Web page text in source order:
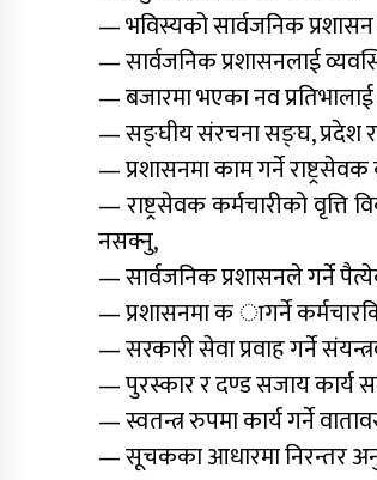
— भविस्यको सार्वजनिक प्रशासन
— सार्वजनिक प्रशासनलाई
— बजारमा भएका नव
— सङ्घीय संरचना सङ्घ, प्रदेश
— प्रशासनमा काम गर्ने
— राष्ट्रसेवक कर्मचारीको
नसक्नु,
— सार्वजनिक प्रशासनले गर्ने
— प्रशासनमा क ागर्ने
— सरकारी सेवा प्रवाह गर्ने
— पुरस्कार र दण्ड सजाय कार्य
— स्वतन्त्र रुपमा कार्य गर्ने
— सूचकका आधारमा निरन्तर